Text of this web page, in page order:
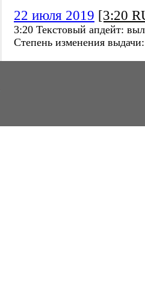
22 июля 2019 [3:20
3:20 Текстовый апдейт:
Степень изменения